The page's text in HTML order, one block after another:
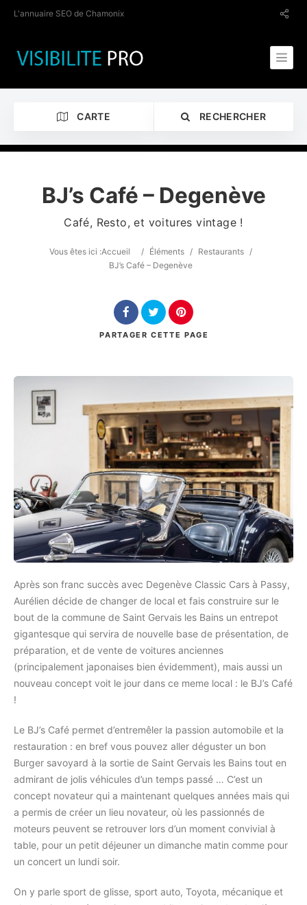
L'annuaire SEO de Chamonix
CARTE RECHERCHER
Catégorie
BJ’s Café – Degenève
Café, Resto, et voitures vintage !
Vous êtes ici :Accueil / Éléments / Restaurants /
BJ’s Café – Degenève
PARTAGER CETTE PAGE
Après son franc succès avec Degenève Classic Cars à Passy,
Aurélien décide de changer de local et fais construire sur le
bout de la commune de Saint Gervais les Bains un entrepot
gigantesque qui servira de nouvelle base de présentation, de
préparation, et de vente de voitures anciennes
(principalement japonaises bien évidemment), mais aussi un
nouveau concept voit le jour dans ce meme local : le BJ’s Café
!
Le BJ’s Café permet d’entremêler la passion automobile et la
restauration : en bref vous pouvez aller déguster un bon
Burger savoyard à la sortie de Saint Gervais les Bains tout en
admirant de jolis véhicules d’un temps passé … C’est un
concept novateur qui a maintenant quelques années mais qui
a permis de créer un lieu novateur, où les passionnés de
moteurs peuvent se retrouver lors d’un moment convivial à
table, pour un petit déjeuner un dimanche matin comme pour
un concert un lundi soir.
On y parle sport de glisse, sport auto, Toyota, mécanique et